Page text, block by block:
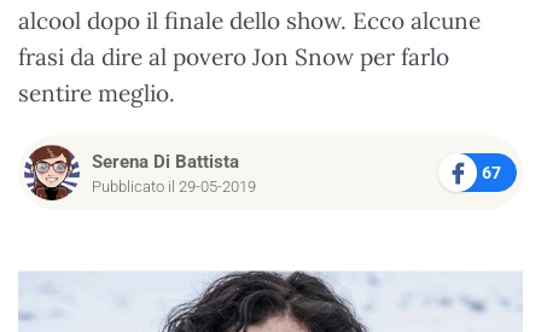
alcool dopo il finale dello show. Ecco alcune
frasi da dire al povero Jon Snow per farlo
sentire meglio.
Serena Di Battista
Pubblicato il 29-05-2019
67